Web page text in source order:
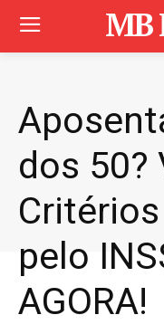
MB
dos 50?
pelo
AGORA!